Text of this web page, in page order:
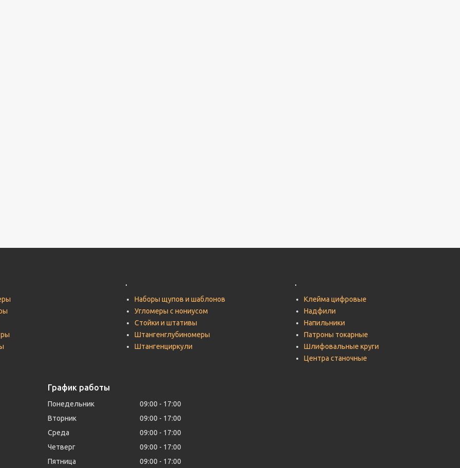
.
Наборы щупов и шаблонов
Угломеры с нониусом
Стойки и штативы
Штангенглубиномеры
Штангенциркули
.
Клейма цифровые
Надфили
Напильники
Патроны токарные
Шлифовальные круги
Центра станочные
График работы
Понедельник 09:00
17:00
Вторник
09:00
17:00
Среда
09:00
17:00
Четверг
09:00
17:00
Пятница
09:00 17:00